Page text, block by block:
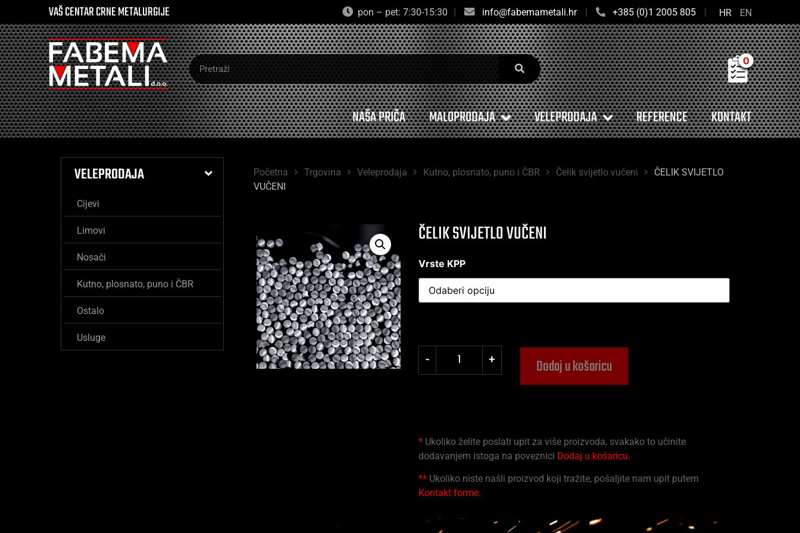
VAŠ CENTAR CRNE METALURGIJE pon – pet: 7:30-15:30 | info@fabemametali.hr | +385 (0)1 2005 805 | HR EN
0
NAŠA PRIČA MALOPRODAJA VELEPRODAJA REFERENCE KONTAKT
VELEPRODAJA
Cijevi
Limovi
Nosači
Kutno, plosnato, puno i ČBR
Ostalo
Usluge
Početna Trgovina Veleprodaja Kutno, plosnato, puno i ČBR Čelik svijetlo vučeni
ČELIK SVIJETLO
VUČENI
ČELIK SVIJETLO VUČENI
Vrste KPP
- + Dodaj u košaricu
* Ukoliko želite poslati upit za više proizvoda, svakako to učinite
dodavanjem istoga na poveznici Dodaj u košaricu.
** Ukoliko niste našli proizvod koji tražite, pošaljite nam upit putem
Kontakt forme.